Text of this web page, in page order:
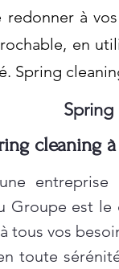
à
en
Spring
cleaning
Groupe est
tous vos
toute